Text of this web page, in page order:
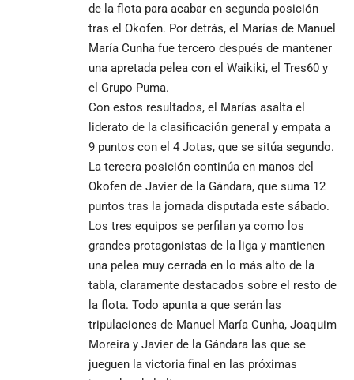
de la flota para acabar en segunda posición
tras el Okofen. Por detrás, el Marías de Manuel
María Cunha fue tercero después de mantener
una apretada pelea con el Waikiki, el Tres60 y
el Grupo Puma.
Con estos resultados, el Marías asalta el
liderato de la clasificación general y empata a
9 puntos con el 4 Jotas, que se sitúa segundo.
La tercera posición continúa en manos del
Okofen de Javier de la Gándara, que suma 12
puntos tras la jornada disputada este sábado.
Los tres equipos se perfilan ya como los
grandes protagonistas de la liga y mantienen
una pelea muy cerrada en lo más alto de la
tabla, claramente destacados sobre el resto de
la flota. Todo apunta a que serán las
tripulaciones de Manuel María Cunha, Joaquim
Moreira y Javier de la Gándara las que se
jueguen la victoria final en las próximas